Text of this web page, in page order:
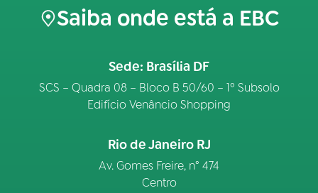
Saiba onde está a EBC
Sede: Brasília DF
SCS – Quadra 08 – Bloco B 50/60 – 1º Subsolo
Edifício Venâncio Shopping
Rio de Janeiro RJ
Av. Gomes Freire, n° 474
Centro